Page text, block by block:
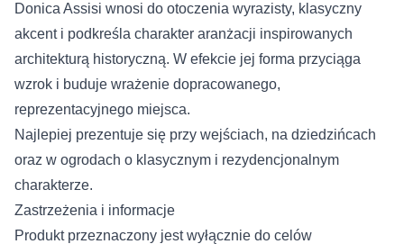
Donica Assisi wnosi do otoczenia wyrazisty, klasyczny
akcent i podkreśla charakter aranżacji inspirowanych
architekturą historyczną. W efekcie jej forma przyciąga
wzrok i buduje wrażenie dopracowanego,
reprezentacyjnego miejsca.
Najlepiej prezentuje się przy wejściach, na dziedzińcach
oraz w ogrodach o klasycznym i rezydencjonalnym
charakterze.
Zastrzeżenia i informacje
Produkt przeznaczony jest wyłącznie do celów